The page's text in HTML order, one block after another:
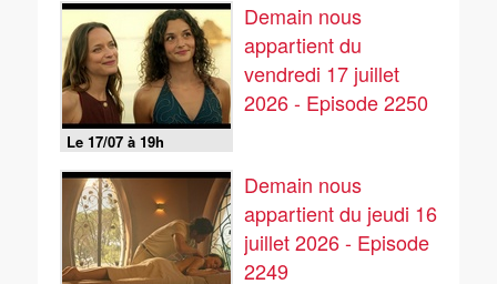
Le 17/07 à 19h
Demain nous
appartient du
vendredi 17 juillet
2026 - Episode 2250
Demain nous
appartient du jeudi 16
juillet 2026 - Episode
2249